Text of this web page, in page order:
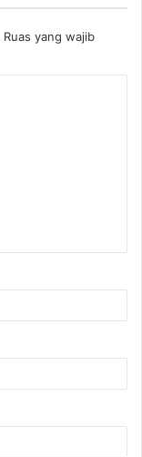
Ruas yang wajib